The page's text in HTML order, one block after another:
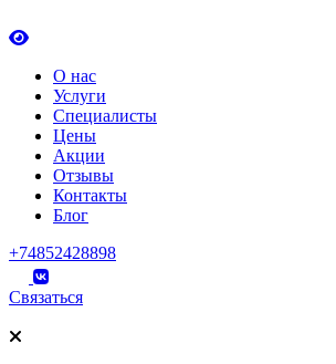
О нас
Услуги
Специалисты
Цены
Акции
Отзывы
Контакты
Блог
+74852428898
Связаться